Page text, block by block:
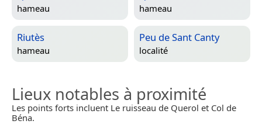
hameau hameau
Riutès
hameau
Peu de Sant Canty
localité
Lieux notables à proximité
Les points forts incluent Le ruisseau de Querol et Col de
Béna.